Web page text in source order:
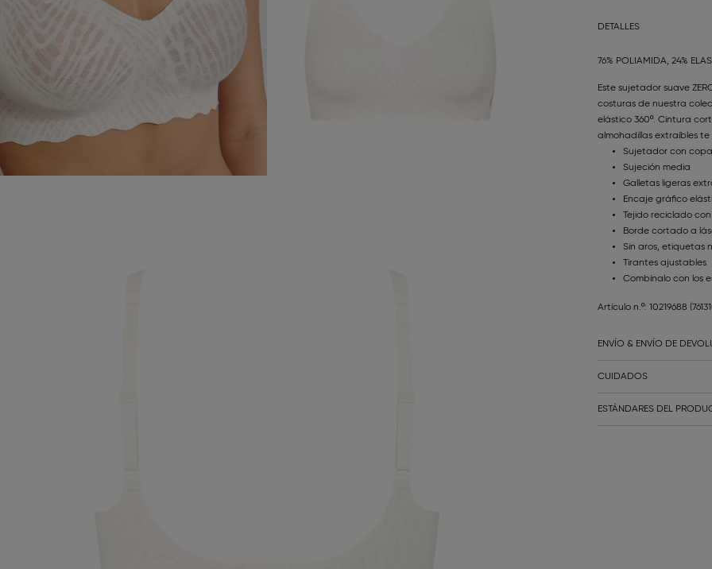
DETALLES
76% POLIAMIDA, 24%
Este sujetador suave
costuras de nuestra
elástico 360º. Cintura
almohadillas extraíbles
Sujetador con
Sujeción media
Galletas ligeras
Encaje gráfico
Tejido reciclado
Borde cortado a
Sin aros, etiquetas
Tirantes ajustables
Combínalo con los
Artículo n.º: 10219688
ENVÍO & ENVÍO DE
CUIDADOS
ESTÁNDARES DEL